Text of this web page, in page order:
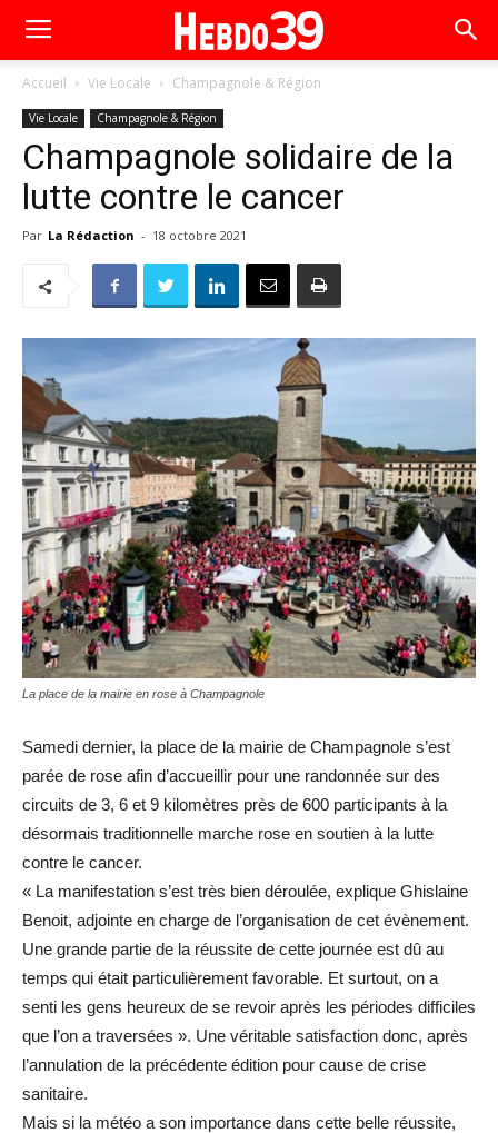
Accueil Vie Locale Champagnole & Région
Vie Locale Champagnole & Région
Champagnole solidaire de la
lutte contre le cancer
Par La Rédaction - 18 octobre 2021
La place de la mairie en rose à Champagnole
Samedi dernier, la place de la mairie de Champagnole s’est
parée de rose afin d’accueillir pour une randonnée sur des
circuits de 3, 6 et 9 kilomètres près de 600 participants à la
désormais traditionnelle marche rose en soutien à la lutte
contre le cancer.
« La manifestation s’est très bien déroulée, explique Ghislaine
Benoit, adjointe en charge de l’organisation de cet évènement.
Une grande partie de la réussite de cette journée est dû au
temps qui était particulièrement favorable. Et surtout, on a
senti les gens heureux de se revoir après les périodes difficiles
que l’on a traversées ». Une véritable satisfaction donc, après
l’annulation de la précédente édition pour cause de crise
sanitaire.
Mais si la météo a son importance dans cette belle réussite,